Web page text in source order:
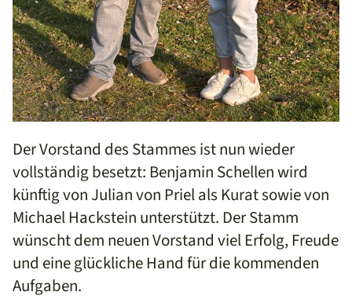
Der Vorstand des Stammes ist nun wieder
vollständig besetzt: Benjamin Schellen wird
künftig von Julian von Priel als Kurat sowie von
Michael Hackstein unterstützt. Der Stamm
wünscht dem neuen Vorstand viel Erfolg, Freude
und eine glückliche Hand für die kommenden
Aufgaben.